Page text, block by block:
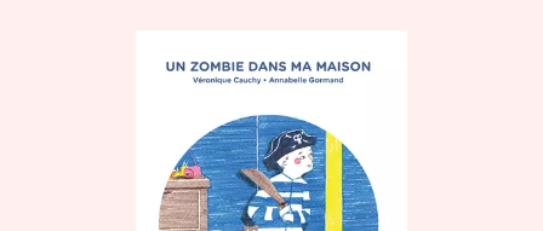
Contes d'ici et d'ailleurs